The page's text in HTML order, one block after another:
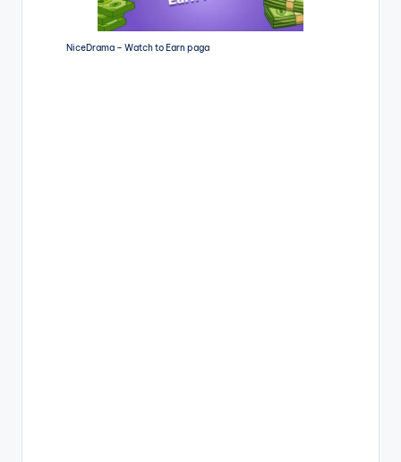
NiceDrama – Watch to Earn paga